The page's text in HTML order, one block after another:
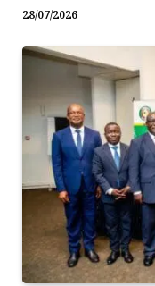
28/07/2026